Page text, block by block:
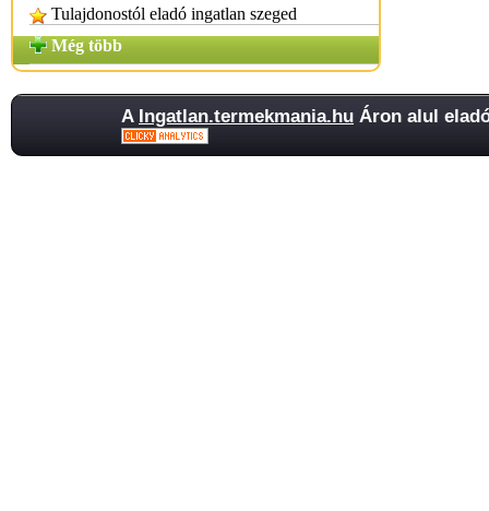
Tulajdonostól eladó ingatlan szeged
Még több
A Ingatlan.termekmania.hu Áron alul